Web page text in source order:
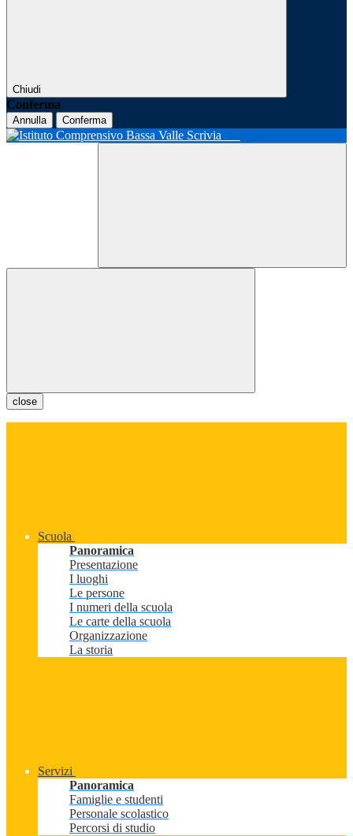
Chiudi
Conferma
Annulla Conferma
close
Scuola
Panoramica
Presentazione
I luoghi
Le persone
I numeri della scuola
Le carte della scuola
Organizzazione
La storia
Servizi
Panoramica
Famiglie e studenti
Personale scolastico
Percorsi di studio